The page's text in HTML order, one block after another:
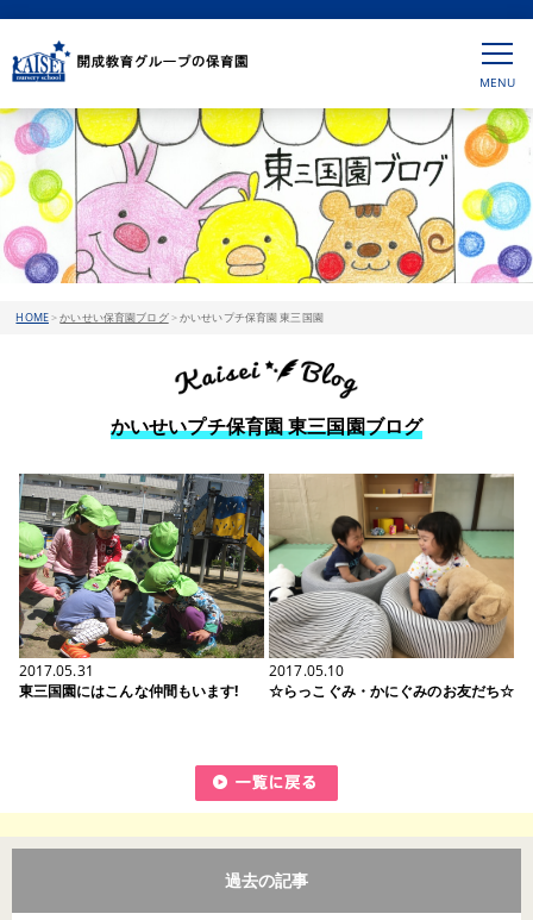
HOME>かいせい保育園ブログ>かいせいプチ保育園 東三国園
かいせいプチ保育園 東三国園ブログ
2017.05.31
東三国園にはこんな仲間もいます!
2017.05.10
☆らっこぐみ・かにぐみのお友だち☆
過去の記事